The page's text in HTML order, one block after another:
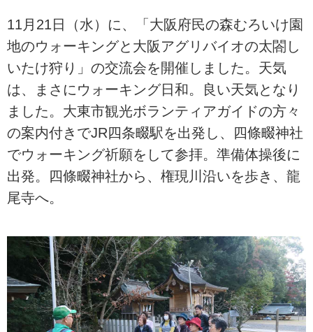
11月21日（水）に、「大阪府民の森むろいけ園
地のウォーキングと大阪アグリバイオの太閤し
いたけ狩り」の交流会を開催しました。天気
は、まさにウォーキング日和。良い天気となり
ました。大東市観光ボランティアガイドの方々
の案内付きでJR四条畷駅を出発し、四條畷神社
でウォーキング祈願をして参拝。準備体操後に
出発。四條畷神社から、権現川沿いを歩き、龍
尾寺へ。